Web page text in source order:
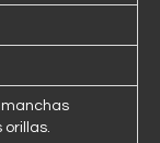
manchas